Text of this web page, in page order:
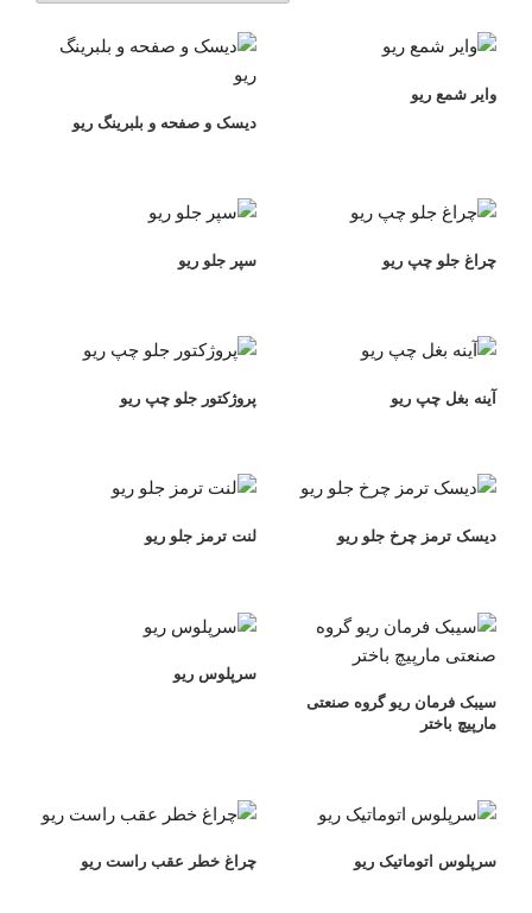
وایر شمع ریو
دیسک و صفحه و بلبرینگ ریو
چراغ جلو چپ ریو سپر جلو ریو
آینه بغل چپ ریو پروژکتور جلو چپ ریو
دیسک ترمز چرخ جلو ریو لنت ترمز جلو ریو
سیبک فرمان ریو گروه صنعتی
مارپیچ باختر
سرپلوس ریو
سرپلوس اتوماتیک ریو چراغ خطر عقب راست ریو